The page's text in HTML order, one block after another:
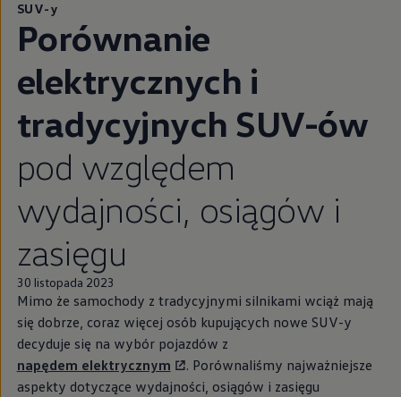
SUV-y
Porównanie
elektrycznych i
tradycyjnych SUV-ów
pod względem
wydajności, osiągów i
zasięgu
30 listopada 2023
Mimo że samochody z tradycyjnymi silnikami wciąż mają
się dobrze, coraz więcej osób kupujących nowe SUV-y
decyduje się na wybór pojazdów z
napędem elektrycznym
. Porównaliśmy najważniejsze
aspekty dotyczące wydajności, osiągów i zasięgu